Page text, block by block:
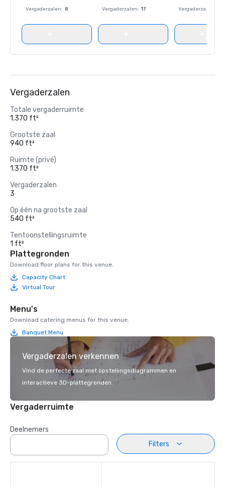
Vergaderzalen: 8
Vergaderzalen: 17
Vergaderzalen
Vergaderzalen
Totale vergaderruimte
1.370 ft²
Grootste zaal
940 ft²
Ruimte (privé)
1.370 ft²
Vergaderzalen
3
Op één na grootste zaal
540 ft²
Tentoonstellingsruimte
1 ft²
Plattegronden
Download floor plans for this venue.
Capacity Chart
Virtual Tour
Menu's
Download catering menus for this venue.
Banquet Menu
Vergaderzalen verkennen
Vind de perfecte zaal met opstellingsdiagrammen en
interactieve 3D-plattegronden.
Vergaderruimte
Deelnemers
Filters